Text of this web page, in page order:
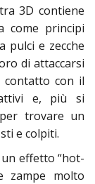
3D contiene
come principi
pulci e zecche
di attaccarsi
contatto con il
e, più si
trovare un
e colpiti.
un effetto “hot-
zampe molto